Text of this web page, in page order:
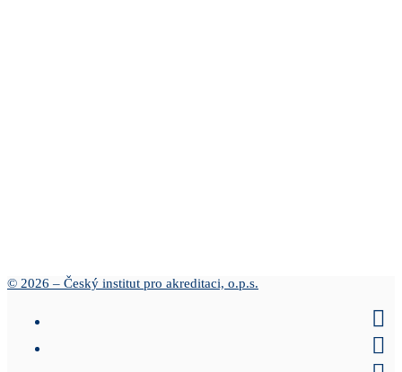
© 2026 – Český institut pro akreditaci, o.p.s.